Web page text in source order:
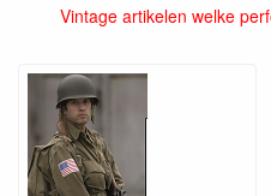
Vintage artikelen welke